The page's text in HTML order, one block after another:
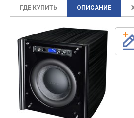
ГДЕ КУПИТЬ ОПИСАНИЕ